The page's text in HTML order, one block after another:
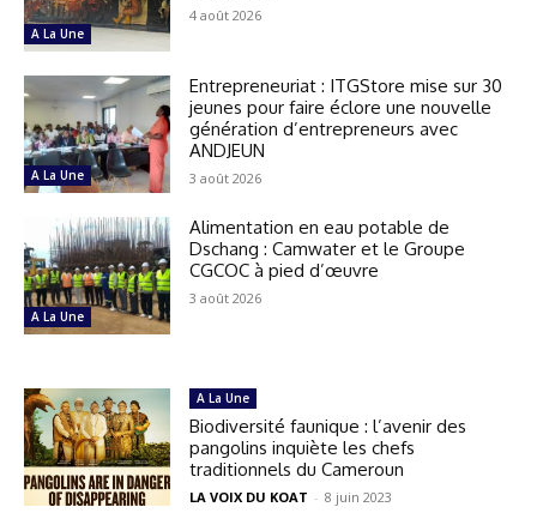
A La Une
4 août 2026
A La Une
Entrepreneuriat : ITGStore mise sur 30
jeunes pour faire éclore une nouvelle
génération d’entrepreneurs avec
ANDJEUN
3 août 2026
A La Une
Alimentation en eau potable de
Dschang : Camwater et le Groupe
CGCOC à pied d’œuvre
3 août 2026
A La Une
Biodiversité faunique : l’avenir des
pangolins inquiète les chefs
traditionnels du Cameroun
LA VOIX DU KOAT - 8 juin 2023